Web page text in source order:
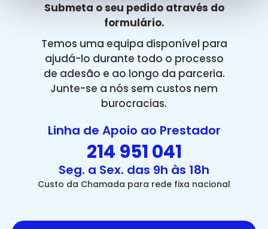
Submeta o seu pedido através do
formulário.
Temos uma equipa disponível para
ajudá-lo durante todo o processo
de adesão e ao longo da parceria.
Junte-se a nós sem custos nem
burocracias.
Linha de Apoio ao Prestador
214 951 041
Seg. a Sex. das 9h às 18h
Custo da Chamada para rede fixa nacional